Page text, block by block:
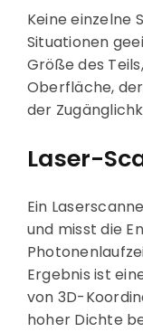
Keine einzelne
Situationen
Größe des
Oberfläche,
der
Laser-
Ein
und misst die
Ergebnis ist
von 3D-
hoher Dichte